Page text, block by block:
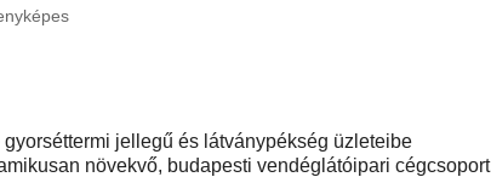
jellegű és látványpékség üzleteibe
növekvő, budapesti vendéglátóipari cégcsoport